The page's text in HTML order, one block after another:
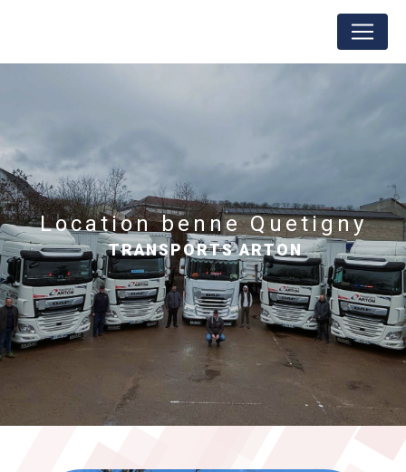
location benne Quetigny
TRANSPORTS ARTON